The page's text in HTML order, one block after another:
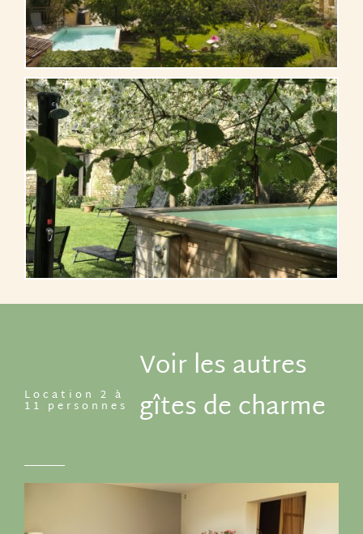
Location 2 à
11 personnes
Voir les autres
gîtes de charme